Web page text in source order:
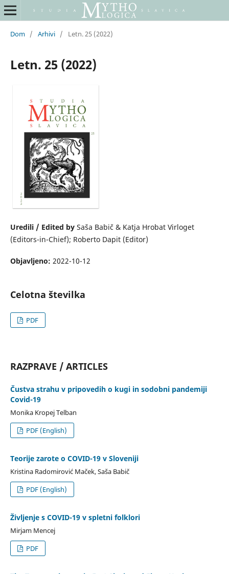
Dom / Arhivi / Letn. 25 (2022)
Letn. 25 (2022)
Uredili / Edited bySaša Babič & Katja Hrobat Virloget
(Editors-in-Chief); Roberto Dapit (Editor)
Objavljeno: 2022-10-12
Celotna številka
PDF
RAZPRAVE / ARTICLES
Čustva strahu v pripovedih o kugi in sodobni pandemiji
Covid-19
Monika Kropej Telban
PDF (English)
Teorije zarote o COVID-19 v Sloveniji
Kristina Radomirović Maček, Saša Babič
PDF (English)
Življenje s COVID-19 v spletni folklori
Mirjam Mencej
PDF